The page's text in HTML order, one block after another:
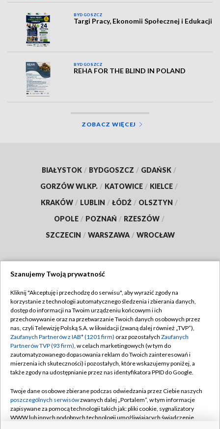
BYDGOSZCZ
Targi Pracy, Ekonomii Społecznej i Edukacji
BYDGOSZCZ
REHA FOR THE BLIND IN POLAND
ZOBACZ WIĘCEJ
BIAŁYSTOK / BYDGOSZCZ / GDAŃSK /
GORZÓW WLKP. / KATOWICE / KIELCE /
KRAKÓW / LUBLIN / ŁÓDŹ / OLSZTYN /
OPOLE / POZNAŃ / RZESZÓW /
SZCZECIN / WARSZAWA / WROCŁAW
TVP
Abonament TVP
Emisja w TVP
Centrum informacji TVP
Naziemna Telewizja Cyfrowa
Rada Programowa
System NOS
Regulamin TVP
Polityka prywatności
Moje zgody
Pomoc
Kontakt
Szanujemy Twoją prywatność
Kliknij "Akceptuję i przechodzę do serwisu", aby wyrazić zgody na
korzystanie z technologii automatycznego śledzenia i zbierania danych,
dostęp do informacji na Twoim urządzeniu końcowym i ich
przechowywanie oraz na przetwarzanie Twoich danych osobowych przez
nas, czyli Telewizję Polską S.A. w likwidacji (zwaną dalej również „TVP”),
Zaufanych Partnerów z IAB* (1201 firm) oraz pozostałych Zaufanych
Partnerów TVP (93 firm), w celach marketingowych (w tym do
zautomatyzowanego dopasowania reklam do Twoich zainteresowań i
mierzenia ich skuteczności) i pozostałych, które wskazujemy poniżej, a
także zgody na udostępnianie przez nas identyfikatora PPID do Google.
Twoje dane osobowe zbierane podczas odwiedzania przez Ciebie naszych
poszczególnych serwisówzwanych dalej „Portalem”, w tym informacje
zapisywane za pomocą technologii takich jak: pliki cookie, sygnalizatory
WWW lub innych podobnych technologii umożliwiających świadczenie